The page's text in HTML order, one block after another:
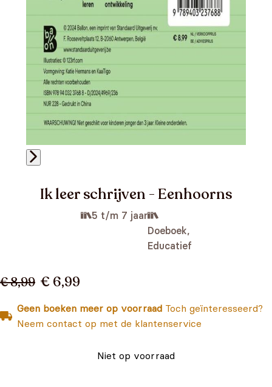
Ik leer schrijven - Eenhoorns
5 t/m 7 jaar
Doeboek,
Educatief
€ 8,99 € 6,99
Geen boeken meer op voorraad Toch geïnteresseerd?
Neem contact op met de klantenservice
Niet op voorraad